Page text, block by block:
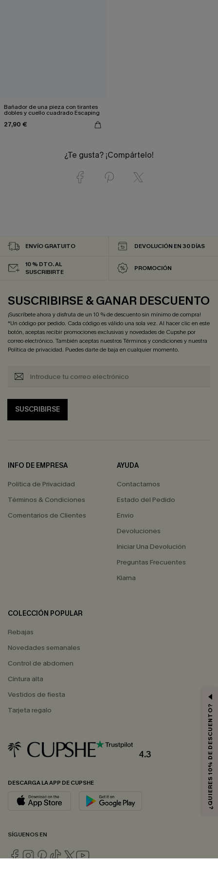
Bañador de una pieza con tirantes
dobles y cuello cuadrado Escaping
27,90 €
¿Te gusta? ¡Compártelo!
ENVÍO GRATUITO DEVOLUCIÓN EN 30 DÍAS
10 % DTO. AL
SUSCRIBIRTE
PROMOCIÓN
SUSCRIBIRSE & GANAR DESCUENTO
¡Suscríbete ahora y disfruta de un 10 % de descuento sin mínimo de compra!
*Un código por pedido. Cada código es válido una sola vez. Al hacer clic en este
botón, aceptas recibir promociones exclusivas y novedades de Cupshe por
correo electrónico. También aceptas nuestrosTérminos y condicionesy nuestra
Política de privacidad. Puedes darte de baja en cualquier momento.
SUSCRIBIRSE
INFO DE EMPRESA
Política de Privacidad
Términos & Condiciones
Comentarios de Clientes
AYUDA
Contactarnos
Estado del Pedido
Envío
Devoluciones
Iniciar Una Devolución
Preguntas Frecuentes
Klarna
COLECCIÓN POPULAR
Rebajas
Novedades semanales
Control de abdomen
Cintura alta
Vestidos de fiesta
Tarjeta regalo
4.3
DESCARGA LA APP DE CUPSHE
SÍGUENOS EN
¿QUIERES 10% DE DESCUENTO?